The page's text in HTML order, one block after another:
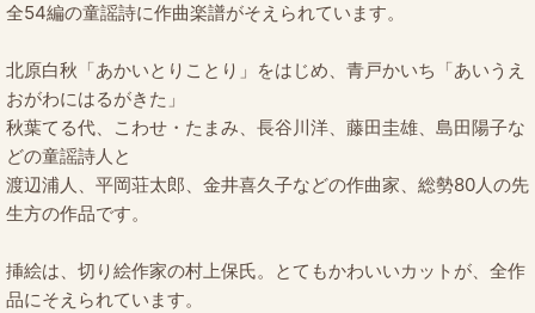
全54編の童謡詩に作曲楽譜がそえられています。
北原白秋「あかいとりことり」をはじめ、青戸かいち「あいうえ
おがわにはるがきた」
秋葉てる代、こわせ・たまみ、長谷川洋、藤田圭雄、島田陽子な
どの童謡詩人と
渡辺浦人、平岡荘太郎、金井喜久子などの作曲家、総勢80人の先
生方の作品です。
挿絵は、切り絵作家の村上保氏。とてもかわいいカットが、全作
品にそえられています。